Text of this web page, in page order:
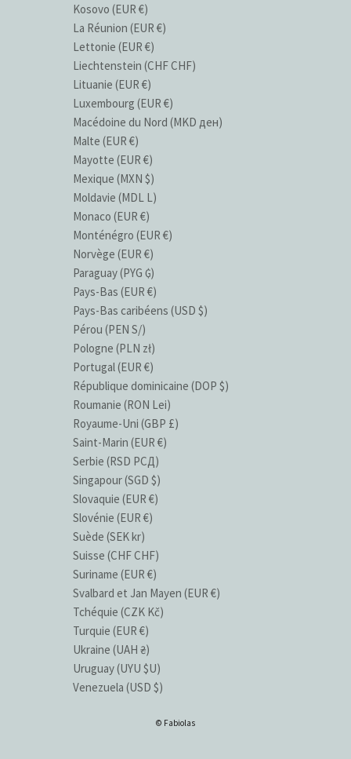
Kosovo (EUR €)
La Réunion (EUR €)
Lettonie (EUR €)
Liechtenstein (CHF CHF)
Lituanie (EUR €)
Luxembourg (EUR €)
Macédoine du Nord (MKD ден)
Malte (EUR €)
Mayotte (EUR €)
Mexique (MXN $)
Moldavie (MDL L)
Monaco (EUR €)
Monténégro (EUR €)
Norvège (EUR €)
Paraguay (PYG ₲)
Pays-Bas (EUR €)
Pays-Bas caribéens (USD $)
Pérou (PEN S/)
Pologne (PLN zł)
Portugal (EUR €)
République dominicaine (DOP $)
Roumanie (RON Lei)
Royaume-Uni (GBP £)
Saint-Marin (EUR €)
Serbie (RSD РСД)
Singapour (SGD $)
Slovaquie (EUR €)
Slovénie (EUR €)
Suède (SEK kr)
Suisse (CHF CHF)
Suriname (EUR €)
Svalbard et Jan Mayen (EUR €)
Tchéquie (CZK Kč)
Turquie (EUR €)
Ukraine (UAH ₴)
Uruguay (UYU $U)
Venezuela (USD $)
© Fabiolas